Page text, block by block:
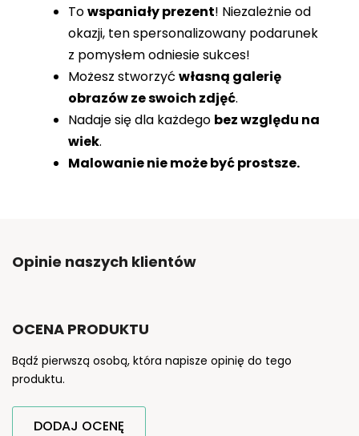
Towspaniały prezent! Niezależnie od
okazji, ten spersonalizowany podarunek
z pomysłem odniesie sukces!
Możesz stworzyć własną galerię
obrazów ze swoich zdjęć.
Nadaje się dla każdego bez względu na
wiek.
Malowanie nie może być prostsze.
Opinie naszych klientów
OCENA PRODUKTU
Bądź pierwszą osobą, która napisze opinię do tego
produktu.
DODAJ OCENĘ